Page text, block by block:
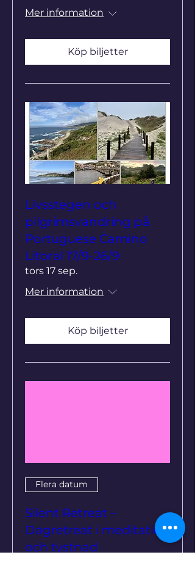
Mer information
Köp biljetter
Livsstegen och
pilgrimsvandring på
Portuguese Camino
Litoral 17/9-26/9
tors 17 sep.
Mer information
Köp biljetter
Flera datum
Silent Retreat –
Dagretreat i meditation
och tystnad